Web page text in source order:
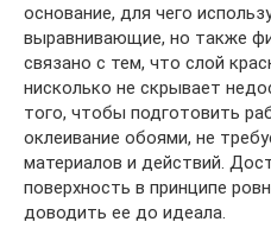
основание, для чего
выравнивающие, но также
связано с тем, что слой
нисколько не скрывает
того, чтобы подготовить
оклеивание обоями, не
материалов и действий.
поверхность в принципе
доводить ее до идеала.